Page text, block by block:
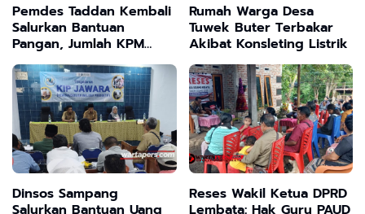
Pemdes Taddan Kembali
Salurkan Bantuan
Pangan, Jumlah KPM
Meningkat
Rumah Warga Desa
Tuwek Buter Terbakar
Akibat Konsleting Listrik
Dinsos Sampang
Salurkan Bantuan Uang
Reses Wakil Ketua DPRD
Lembata: Hak Guru PAUD